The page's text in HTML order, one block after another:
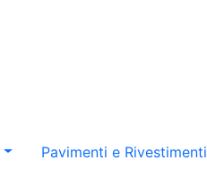
Pavimenti e Rivestimenti